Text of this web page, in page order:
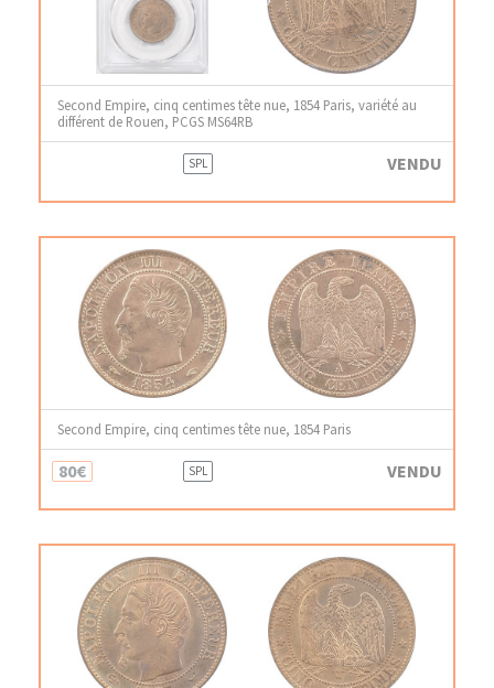
Second Empire, cinq centimes tête nue, 1854 Paris, variété au
différent de Rouen, PCGS MS64RB
SPL VENDU
Second Empire, cinq centimes tête nue, 1854 Paris
80€ SPL VENDU